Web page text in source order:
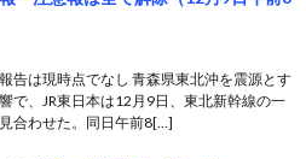
告は現時点でなし 青森県東北沖を震源とす
で、JR東日本は12月9日、東北新幹線の一
合わせた。同日午前8[…]